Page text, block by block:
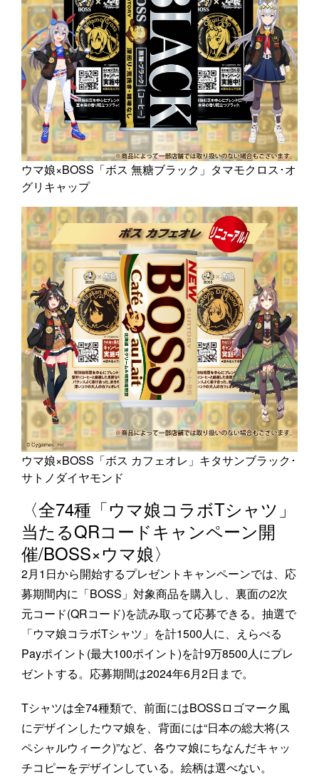
ウマ娘×BOSS「ボス 無糖ブラック」タマモクロス･オ
グリキャップ
ウマ娘×BOSS「ボス カフェオレ」キタサンブラック･
サトノダイヤモンド
〈全74種「ウマ娘コラボTシャツ」
当たるQRコードキャンペーン開
催/BOSS×ウマ娘〉
2月1日から開始するプレゼントキャンペーンでは、応
募期間内に「BOSS」対象商品を購入し、裏面の2次
元コード(QRコード)を読み取って応募できる。抽選で
「ウマ娘コラボTシャツ」を計1500人に、えらべる
Payポイント(最大100ポイント)を計9万8500人にプレ
ゼントする。応募期間は2024年6月2日まで。
Tシャツは全74種類で、前面にはBOSSロゴマーク風
にデザインしたウマ娘を、背面には“日本の総大将(ス
ペシャルウィーク)”など、各ウマ娘にちなんだキャッ
チコピーをデザインしている。絵柄は選べない。